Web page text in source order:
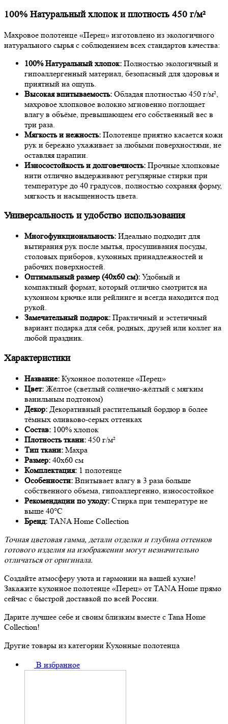
100% Натуральный хлопок и плотность 450 г/м²
Махровое полотенце «Перец» изготовлено из экологичного
натурального сырья с соблюдением всех стандартов качества:
100% Натуральный хлопок: Полностью экологичный и
гипоаллергенный материал, безопасный для здоровья и
приятный на ощупь.
Высокая впитываемость: Обладая плотностью 450 г/м²,
махровое хлопковое волокно мгновенно поглощает
влагу в объёме, превышающем его собственный вес в
три раза.
Мягкость и нежность: Полотенце приятно касается кожи
рук и бережно ухаживает за любыми поверхностями, не
оставляя царапин.
Износостойкость и долговечность: Прочные хлопковые
нити отлично выдерживают регулярные стирки при
температуре до 40 градусов, полностью сохраняя форму,
мягкость и насыщенность цвета.
Универсальность и удобство использования
Многофункциональность: Идеально подходит для
вытирания рук после мытья, просушивания посуды,
столовых приборов, кухонных принадлежностей и
рабочих поверхностей.
Оптимальный размер (40х60 см): Удобный и
компактный формат, который отлично смотрится на
кухонном крючке или рейлинге и всегда находится под
рукой.
Замечательный подарок: Практичный и эстетичный
вариант подарка для себя, родных, друзей или коллег на
любой праздник.
Характеристики
Название: Кухонное полотенце «Перец»
Цвет: Жёлтое (светлый солнечно-жёлтый с мягким
ванильным подтоном)
Декор: Декоративный растительный бордюр в более
тёмных оливково-серых оттенках
Состав: 100% хлопок
Плотность ткани: 450 г/м²
Тип ткани: Махра
Размер: 40х60 см
Комплектация: 1 полотенце
Особенности: Впитывает влагу в 3 раза больше
собственного объема, гипоаллергенно, износостойкое
Рекомендации по уходу: Стирка при температуре не
выше 40°C
Бренд: TANA Home Collection
Точная цветовая гамма, детали отделки и глубина оттенков
готового изделия на изображении могут незначительно
отличаться от оригинала.
Создайте атмосферу уюта и гармонии на вашей кухне!
Закажите кухонное полотенце «Перец» от TANA Home прямо
сейчас с быстрой доставкой по всей России.
Дарите лучшее себе и своим близким вместе с Tana Home
Collection!
Другие товары из категории Кухонные полотенца
В избранное